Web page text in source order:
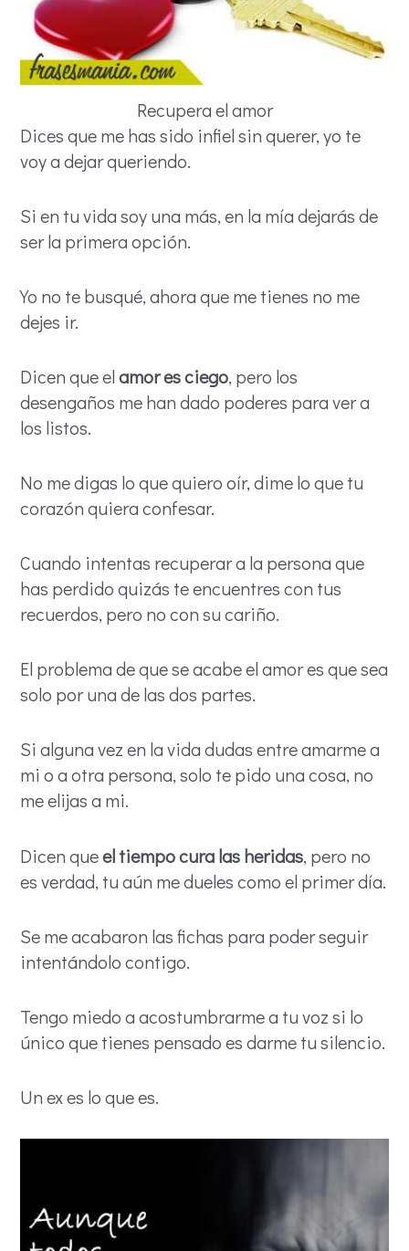
Recupera el amor
Dices que me has sido infiel sin querer, yo te
voy a dejar queriendo.
Si en tu vida soy una más, en la mía dejarás de
ser la primera opción.
Yo no te busqué, ahora que me tienes no me
dejes ir.
Dicen que elamor es ciego, pero los
desengaños me han dado poderes para ver a
los listos.
No me digas lo que quiero oír, dime lo que tu
corazón quiera confesar.
Cuando intentas recuperar a la persona que
has perdido quizás te encuentres con tus
recuerdos, pero no con su cariño.
El problema de que se acabe el amor es que sea
solo por una de las dos partes.
Si alguna vez en la vida dudas entre amarme a
mi o a otra persona, solo te pido una cosa, no
me elijas a mi.
Dicen queel tiempo cura las heridas, pero no
es verdad, tu aún me dueles como el primer día.
Se me acabaron las fichas para poder seguir
intentándolo contigo.
Tengo miedo a acostumbrarme a tu voz si lo
único que tienes pensado es darme tu silencio.
Un ex es lo que es.